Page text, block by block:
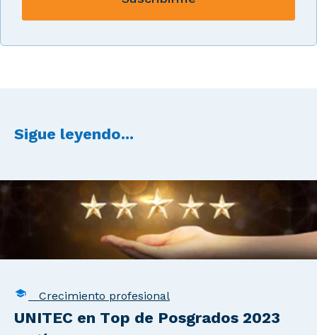
Sigue leyendo...
Crecimiento profesional
UNITEC en Top de Posgrados 2023